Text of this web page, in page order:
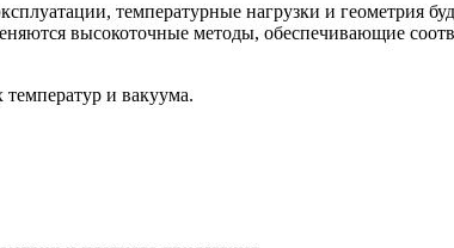
температурные нагрузки и геометрия
высокоточные методы, обеспечивающие
температур и вакуума.